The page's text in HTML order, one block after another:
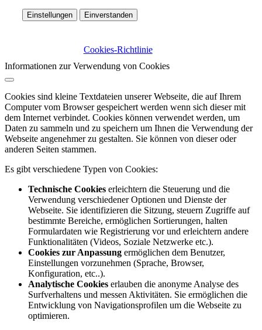
Einstellungen Einverstanden
Cookies-Richtlinie
Informationen zur Verwendung von Cookies
Cookies sind kleine Textdateien unserer Webseite, die auf Ihrem
Computer vom Browser gespeichert werden wenn sich dieser mit
dem Internet verbindet. Cookies können verwendet werden, um
Daten zu sammeln und zu speichern um Ihnen die Verwendung der
Webseite angenehmer zu gestalten. Sie können von dieser oder
anderen Seiten stammen.
Es gibt verschiedene Typen von Cookies:
Technische Cookies erleichtern die Steuerung und die
Verwendung verschiedener Optionen und Dienste der
Webseite. Sie identifizieren die Sitzung, steuern Zugriffe auf
bestimmte Bereiche, ermöglichen Sortierungen, halten
Formulardaten wie Registrierung vor und erleichtern andere
Funktionalitäten (Videos, Soziale Netzwerke etc.).
Cookies zur Anpassung ermöglichen dem Benutzer,
Einstellungen vorzunehmen (Sprache, Browser,
Konfiguration, etc..).
Analytische Cookies erlauben die anonyme Analyse des
Surfverhaltens und messen Aktivitäten. Sie ermöglichen die
Entwicklung von Navigationsprofilen um die Webseite zu
optimieren.